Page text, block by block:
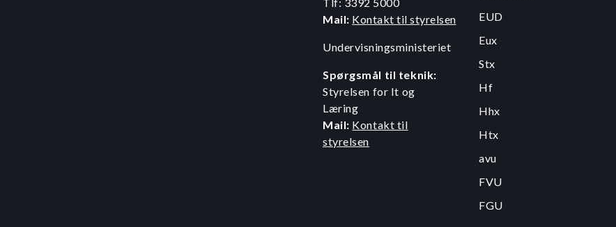
Mail: Kontakt til styrelsen
Undervisningsministeriet
Spørgsmål til teknik:
Styrelsen for It og
Læring
Mail: Kontakt til
styrelsen
EUD
Eux
Stx
Hf
Hhx
Htx
avu
FVU
FGU